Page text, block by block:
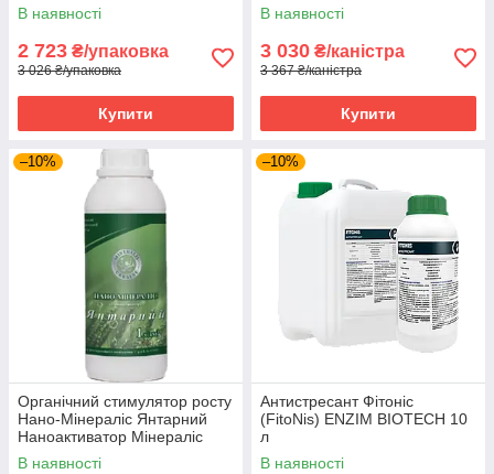
В наявності
2 723 ₴/упаковка
3 026 ₴/упаковка
Купити
В наявності
3 030 ₴/каністра
3 367 ₴/каністра
Купити
–10%
Органічний стимулятор росту
Нано-Мінераліс Янтарний
Наноактиватор Мінераліс
Україна 1 л
В наявності
–10%
Антистресант Фітоніс
(FitoNis) ENZIM BIOTECH 10
л
В наявності